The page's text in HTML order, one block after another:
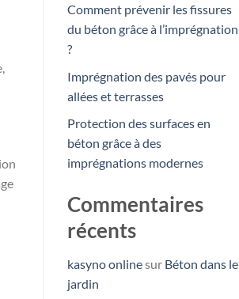
Comment prévenir les fissures
du béton grâce à l’imprégnation
?
Imprégnation des pavés pour
allées et terrasses
Protection des surfaces en
béton grâce à des
imprégnations modernes
Commentaires
récents
kasyno onlinesur Béton dans le
jardin